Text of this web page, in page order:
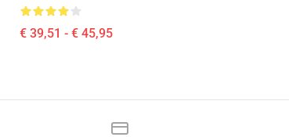
€ 39,51 - € 45,95